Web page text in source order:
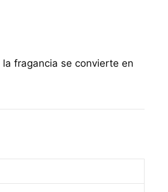
fragancia se convierte en